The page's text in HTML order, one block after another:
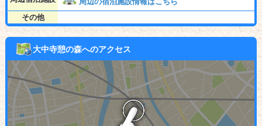
その他
大中寺憩の森へのアクセス